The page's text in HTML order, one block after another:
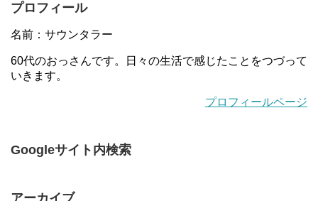
プロフィール
名前：サウンタラー
60代のおっさんです。日々の生活で感じたことをつづって
いきます。
プロフィールページ
Googleサイト内検索
アーカイブ